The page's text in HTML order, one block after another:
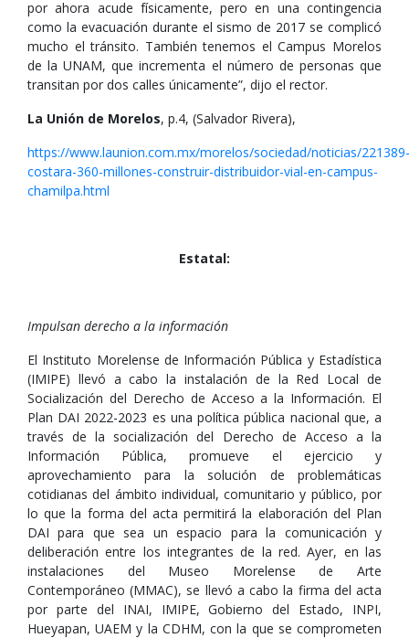
por ahora acude físicamente, pero en una contingencia
como la evacuación durante el sismo de 2017 se complicó
mucho el tránsito. También tenemos el Campus Morelos
de la UNAM, que incrementa el número de personas que
transitan por dos calles únicamente”, dijo el rector.
La Unión de Morelos, p.4, (Salvador Rivera),
https://www.launion.com.mx/morelos/sociedad/noticias/221389-
costara-360-millones-construir-distribuidor-vial-en-campus-
chamilpa.html
Estatal:
Impulsan derecho a la información
El Instituto Morelense de Información Pública y Estadística
(IMIPE) llevó a cabo la instalación de la Red Local de
Socialización del Derecho de Acceso a la Información. El
Plan DAI 2022-2023 es una política pública nacional que, a
través de la socialización del Derecho de Acceso a la
Información Pública, promueve el ejercicio y
aprovechamiento para la solución de problemáticas
cotidianas del ámbito individual, comunitario y público, por
lo que la forma del acta permitirá la elaboración del Plan
DAI para que sea un espacio para la comunicación y
deliberación entre los integrantes de la red. Ayer, en las
instalaciones del Museo Morelense de Arte
Contemporáneo (MMAC), se llevó a cabo la firma del acta
por parte del INAI, IMIPE, Gobierno del Estado, INPI,
Hueyapan, UAEM y la CDHM, con la que se comprometen